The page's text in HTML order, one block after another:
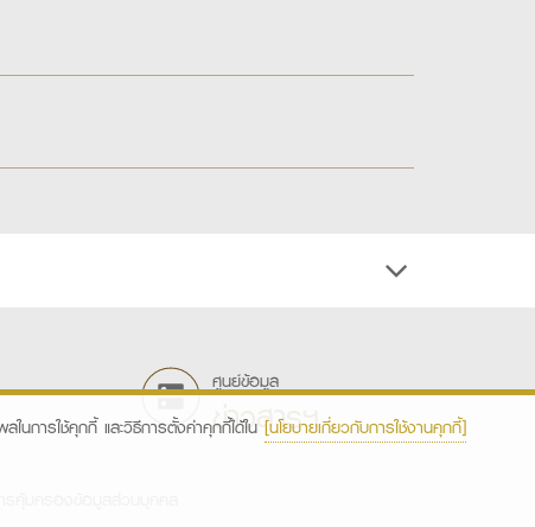
ศูนย์ข้อมูล
ข่าวสารฯ
นการใช้คุกกี้ และวิธีการตั้งค่าคุกกี้ได้ใน [นโยบายเกี่ยวกับการใช้งานคุกกี้]